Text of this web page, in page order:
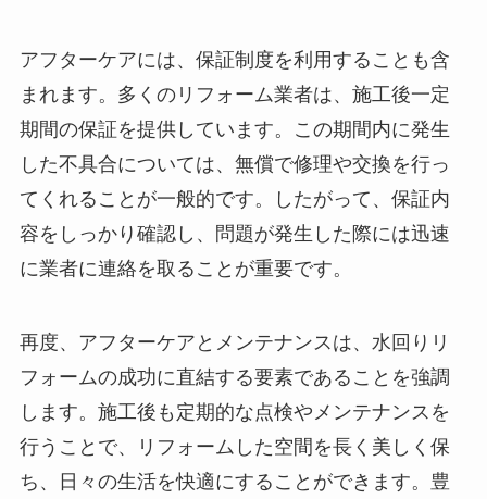
アフターケアには、保証制度を利用することも含
まれます。多くのリフォーム業者は、施工後一定
期間の保証を提供しています。この期間内に発生
した不具合については、無償で修理や交換を行っ
てくれることが一般的です。したがって、保証内
容をしっかり確認し、問題が発生した際には迅速
に業者に連絡を取ることが重要です。
再度、アフターケアとメンテナンスは、水回りリ
フォームの成功に直結する要素であることを強調
します。施工後も定期的な点検やメンテナンスを
行うことで、リフォームした空間を長く美しく保
ち、日々の生活を快適にすることができます。豊